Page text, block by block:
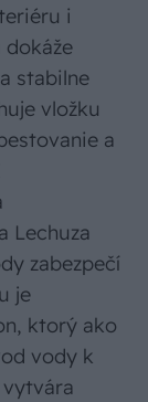
i
stabilne
vložku
a
Lechuza
zabezpečí
je
ktorý ako
vody k